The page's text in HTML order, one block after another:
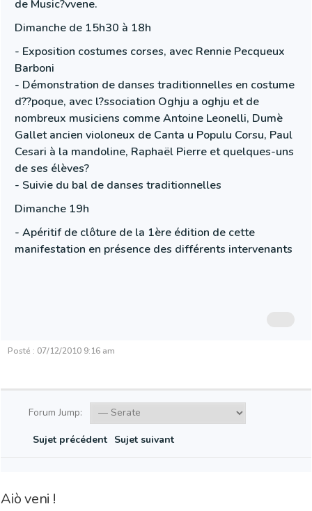
de Music?vvene.
Dimanche de 15h30 à 18h
- Exposition costumes corses, avec Rennie Pecqueux
Barboni
- Démonstration de danses traditionnelles en costume
d??poque, avec l?ssociation Oghju a oghju et de
nombreux musiciens comme Antoine Leonelli, Dumè
Gallet ancien violoneux de Canta u Populu Corsu, Paul
Cesari à la mandoline, Raphaël Pierre et quelques-uns
de ses élèves?
- Suivie du bal de danses traditionnelles
Dimanche 19h
- Apéritif de clôture de la 1ère édition de cette
manifestation en présence des différents intervenants
Posté : 07/12/2010 9:16 am
Forum Jump:
Sujet précédent Sujet suivant
Aiò veni !